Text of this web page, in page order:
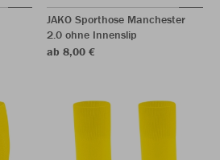
JAKO Sporthose Manchester
2.0 ohne Innenslip
ab 8,00 €